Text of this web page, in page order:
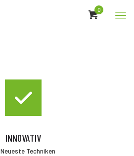
0
INNOVATIV
Neueste Techniken